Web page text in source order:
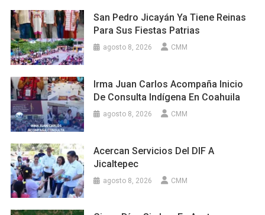
San Pedro Jicayán Ya Tiene Reinas
Para Sus Fiestas Patrias
agosto 8, 2026 CMM
Irma Juan Carlos Acompaña Inicio
De Consulta Indígena En Coahuila
agosto 8, 2026 CMM
Acercan Servicios Del DIF A
Jicaltepec
agosto 8, 2026 CMM